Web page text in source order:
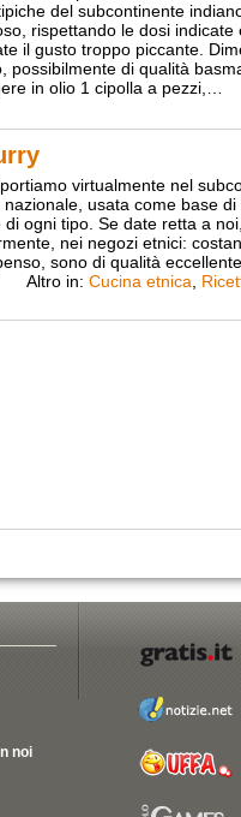
del subcontinente
rispettando le dosi
il gusto troppo piccante.
possibilmente di qualità
in olio 1 cipolla a pezzi,…
virtualmente nel
nazionale, usata come base
di ogni tipo. Se date retta a
nei negozi etnici:
sono di qualità
Altro in: Cucina etnica
noi